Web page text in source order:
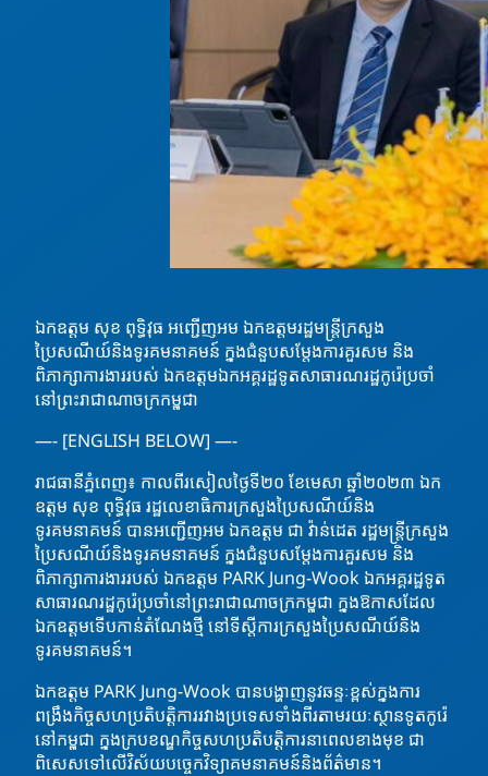
ឯកឧត្តម សុខ ពុទ្ធិវុធ អញ្ជេីញអម ឯកឧត្តមរដ្ឋមន្ត្រីក្រសួង
ប្រៃសណីយ៍និងទូរគមនាគមន៍ ក្នុងជំនួបសម្តែងការគួរសម និង
ពិភាក្សាការងាររបស់ ឯកឧត្តមឯកអគ្គរដ្ឋទូតសាធារណរដ្ឋកូរ៉េប្រចាំ
នៅព្រះរាជាណាចក្រកម្ពុជា
—- [ENGLISH BELOW] —-
រាជធានីភ្នំពេញ៖ កាលពីរសៀលថ្ងៃទី២០ ខែមេសា ឆ្នាំ២០២៣ ឯក
ឧត្តម សុខ ពុទ្ធិវុធ រដ្ឋលេខាធិការក្រសួងប្រៃសណីយ៍និង
ទូរគមនាគមន៍ បានអញ្ជើញអម ឯកឧត្តម ជា វ៉ាន់ដេត រដ្ឋមន្ត្រីក្រសួង
ប្រៃសណីយ៍និងទូរគមនាគមន៍ ក្នុងជំនួបសម្តែងការគួរសម និង
ពិភាក្សាការងាររបស់ ឯកឧត្តម PARK Jung-Wookឯកអគ្គរដ្ឋទូត
សាធារណរដ្ឋកូរ៉េប្រចាំនៅព្រះរាជាណាចក្រកម្ពុជា ក្នុងឱកាសដែល
ឯកឧត្តមទើបកាន់តំណែងថ្មី នៅទីស្តីការក្រសួងប្រៃសណីយ៍និង
ទូរគមនាគមន៍។
ឯកឧត្តម PARK Jung-Wook បានបង្ហាញនូវឆន្ទៈខ្ពស់ក្នុងការ
ពង្រឹងកិច្ចសហប្រតិបត្តិការរវាងប្រទេសទាំងពីរតាមរយៈស្ថានទូតកូរ៉េ
នៅកម្ពុជា ក្នុងក្របខណ្ឌកិច្ចសហប្រតិបត្តិការនាពេលខាងមុខ ជា
ពិសេសទៅលើវិស័យបច្ចេកវិទ្យាគមនាគមន៍និងព័ត៌មាន។